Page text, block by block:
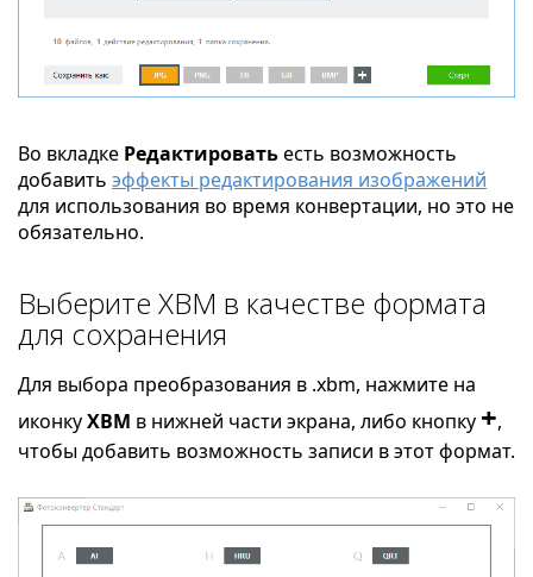
Во вкладке Редактироватьесть возможность
добавить эффекты редактирования изображений
для использования во время конвертации, но это не
обязательно.
Выберите XBM в качестве формата
для сохранения
Для выбора преобразования в .xbm, нажмите на
иконкуXBM в нижней части экрана, либо кнопку +,
чтобы добавить возможность записи в этот формат.